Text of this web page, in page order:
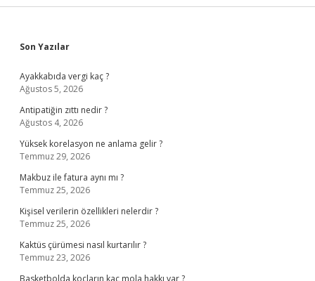
Sidebar
Son Yazılar
Ayakkabıda vergi kaç ?
Ağustos 5, 2026
Antipatiğin zıttı nedir ?
Ağustos 4, 2026
Yüksek korelasyon ne anlama gelir ?
Temmuz 29, 2026
Makbuz ile fatura aynı mı ?
Temmuz 25, 2026
Kişisel verilerin özellikleri nelerdir ?
Temmuz 25, 2026
Kaktüs çürümesi nasıl kurtarılır ?
Temmuz 23, 2026
Basketbolda koçların kaç mola hakkı var ?